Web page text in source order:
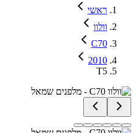
ראשי
וולוו
C70
2010
T5